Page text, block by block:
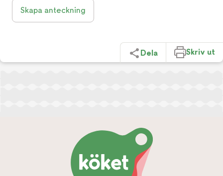
Skapa anteckning
Dela Skriv ut